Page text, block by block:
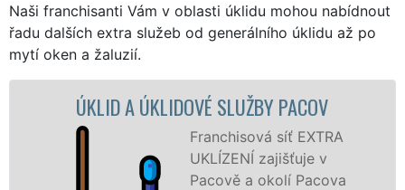
Naši franchisanti Vám v oblasti úklidu mohou nabídnout
řadu dalších extra služeb od generálního úklidu až po
mytí oken a žaluzií.
SLUŽBY PACOV
Franchisová síť EXTRA
UKLÍZENÍ zajišťuje v
Pacově a okolí Pacova
ÚKLIDOVÁ